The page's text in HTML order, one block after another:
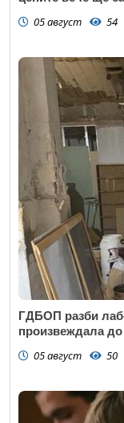
05 август 54
ГДБОП разби
произвеждала до
05 август 50